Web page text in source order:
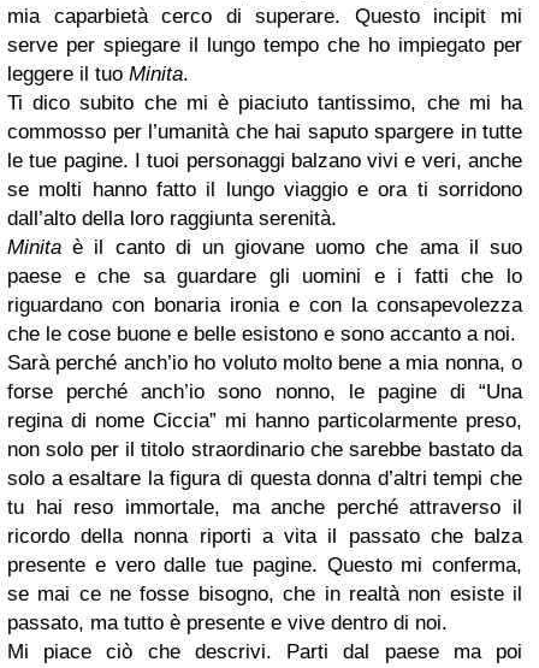
mia caparbietà cerco di superare. Questo incipit mi
serve per spiegare il lungo tempo che ho impiegato per
leggere il tuo Minita.
Ti dico subito che mi è piaciuto tantissimo, che mi ha
commosso per l’umanità che hai saputo spargere in tutte
le tue pagine. I tuoi personaggi balzano vivi e veri, anche
se molti hanno fatto il lungo viaggio e ora ti sorridono
dall’alto della loro raggiunta serenità.
Minita è il canto di un giovane uomo che ama il suo
paese e che sa guardare gli uomini e i fatti che lo
riguardano con bonaria ironia e con la consapevolezza
che le cose buone e belle esistono e sono accanto a noi.
Sarà perché anch’io ho voluto molto bene a mia nonna, o
forse perché anch’io sono nonno, le pagine di “Una
regina di nome Ciccia” mi hanno particolarmente preso,
non solo per il titolo straordinario che sarebbe bastato da
solo a esaltare la figura di questa donna d’altri tempi che
tu hai reso immortale, ma anche perché attraverso il
ricordo della nonna riporti a vita il passato che balza
presente e vero dalle tue pagine. Questo mi conferma,
se mai ce ne fosse bisogno, che in realtà non esiste il
passato, ma tutto è presente e vive dentro di noi.
Mi piace ciò che descrivi. Parti dal paese ma poi